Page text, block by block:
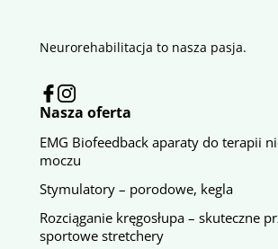
Neurorehabilitacja to nasza pasja.
Nasza oferta
EMG Biofeedback aparaty do terapii
moczu
Stymulatory – porodowe, kegla
Rozciąganie kręgosłupa – skuteczne
sportowe stretchery